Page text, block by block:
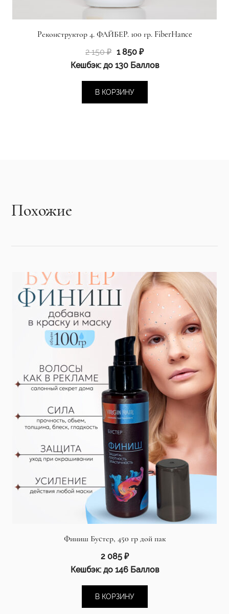
Реконструктор 4. ФАЙБЕР. 100 гр. FiberHance
2 150₽ Первоначальная
цена
2
150 ₽.
1 850 ₽Текущая
цена:
Кешбэк:до 130 Баллов
В КОРЗИНУ
Похожие
Финиш Бустер, 450 гр дой пак
2 085 ₽
Кешбэк:до 146 Баллов
В КОРЗИНУ